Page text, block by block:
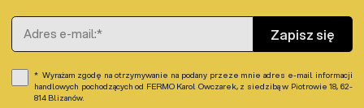
Adres e-mail
Zapisz się
Wyrażam zgodę na otrzymywanie na podany przeze mnie adres e-mail informacji
handlowych pochodzących od FERMO Karol Owczarek, z siedzibą w Piotrowie 18, 62-
814 Blizanów.